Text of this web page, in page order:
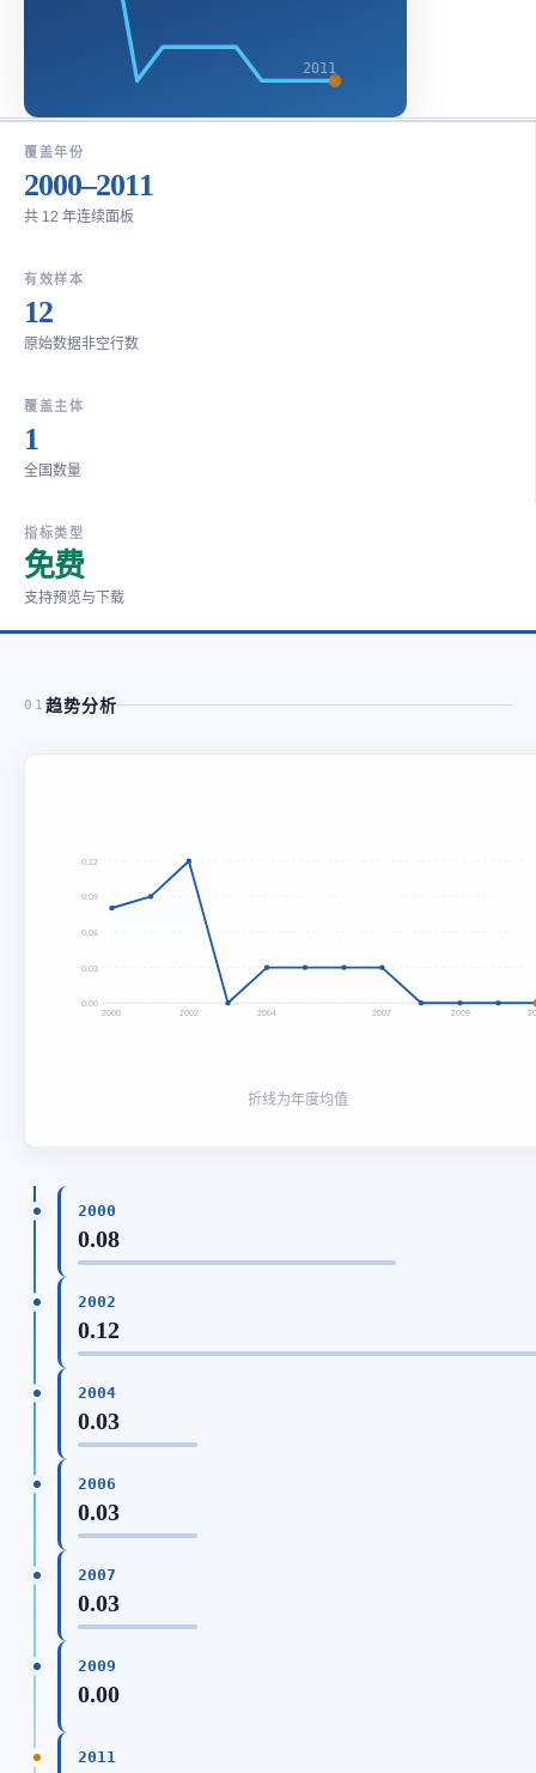
2011
覆盖年份
2000–2011
共 12 年连续面板
有效样本
12
原始数据非空行数
覆盖主体
1
全国数量
指标类型
免费
支持预览与下载
01 趋势分析
0.12
0.09
0.06
0.03
0.00
2000 2002 2004 2007 2009
折线为年度均值
2000
0.08
2002
0.12
2004
0.03
2006
0.03
2007
0.03
2009
0.00
2011